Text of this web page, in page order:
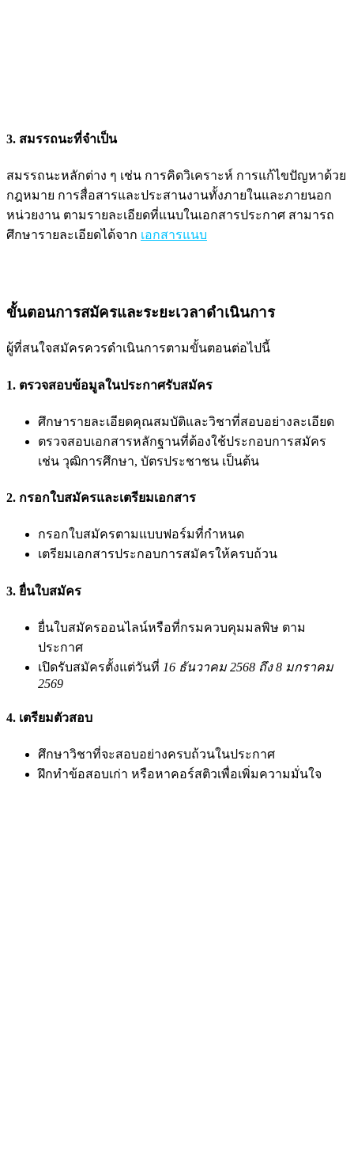
3. สมรรถนะที่จำเป็น
สมรรถนะหลักต่าง ๆ เช่น การคิดวิเคราะห์ การแก้ไขปัญหาด้วย
กฎหมาย การสื่อสารและประสานงานทั้งภายในและภายนอก
หน่วยงาน ตามรายละเอียดที่แนบในเอกสารประกาศ สามารถ
ศึกษารายละเอียดได้จาก เอกสารแนบ
ขั้นตอนการสมัครและระยะเวลาดำเนินการ
ผู้ที่สนใจสมัครควรดำเนินการตามขั้นตอนต่อไปนี้
1. ตรวจสอบข้อมูลในประกาศรับสมัคร
ศึกษารายละเอียดคุณสมบัติและวิชาที่สอบอย่างละเอียด
ตรวจสอบเอกสารหลักฐานที่ต้องใช้ประกอบการสมัคร
เช่น วุฒิการศึกษา, บัตรประชาชน เป็นต้น
2. กรอกใบสมัครและเตรียมเอกสาร
กรอกใบสมัครตามแบบฟอร์มที่กำหนด
เตรียมเอกสารประกอบการสมัครให้ครบถ้วน
3. ยื่นใบสมัคร
ยื่นใบสมัครออนไลน์หรือที่กรมควบคุมมลพิษ ตาม
ประกาศ
เปิดรับสมัครตั้งแต่วันที่ 16 ธันวาคม 2568 ถึง 8 มกราคม
2569
4. เตรียมตัวสอบ
ศึกษาวิชาที่จะสอบอย่างครบถ้วนในประกาศ
ฝึกทำข้อสอบเก่า หรือหาคอร์สติวเพื่อเพิ่มความมั่นใจ